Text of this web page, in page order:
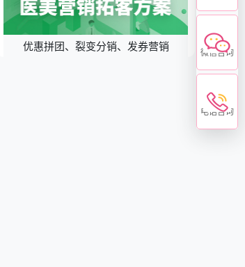
优惠拼团、裂变分销、发券营销 微信咨询
电话咨询